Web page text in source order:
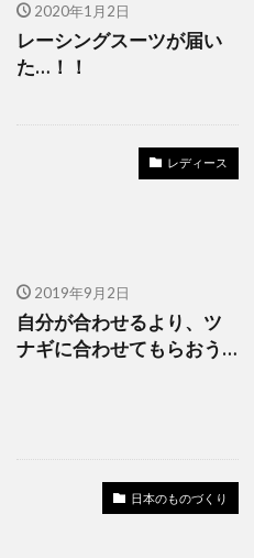
2020年1月2日
レーシングスーツが届い
た…！！
レディース
2019年9月2日
自分が合わせるより、ツ
ナギに合わせてもらおう…
日本のものづくり